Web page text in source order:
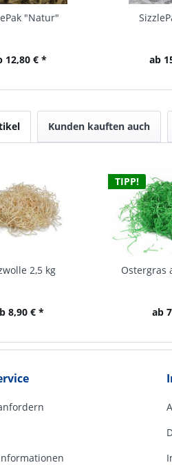
"Natur"
12,80 € * ab
Kunden kauften auch
2,5 kg
8,90 € *
TIPP!
Ostergras
ab